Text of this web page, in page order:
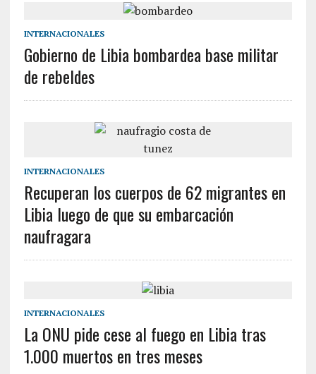
INTERNACIONALES
Gobierno de Libia bombardea base militar
de rebeldes
INTERNACIONALES
Recuperan los cuerpos de 62 migrantes en
Libia luego de que su embarcación
naufragara
INTERNACIONALES
La ONU pide cese al fuego en Libia tras
1.000 muertos en tres meses